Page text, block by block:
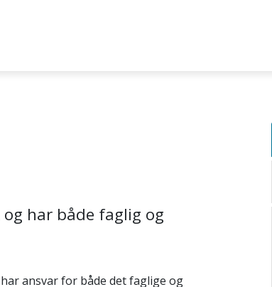
har både faglig og
ansvar for både det faglige og